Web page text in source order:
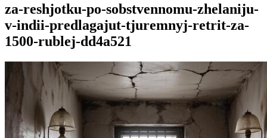
za-reshjotku-po-sobstvennomu-zhelaniju-
v-indii-predlagajut-tjuremnyj-retrit-za-
1500-rublej-dd4a521